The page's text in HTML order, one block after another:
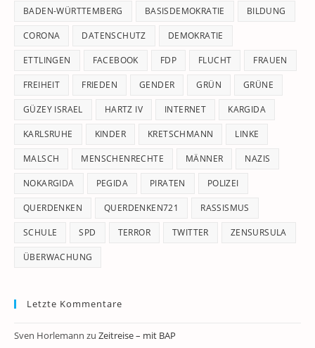
BADEN-WÜRTTEMBERG BASISDEMOKRATIE BILDUNG
CORONA DATENSCHUTZ DEMOKRATIE
ETTLINGEN FACEBOOK FDP FLUCHT FRAUEN
FREIHEIT FRIEDEN GENDER GRÜN GRÜNE
GÜZEY ISRAEL HARTZ IV INTERNET KARGIDA
KARLSRUHE KINDER KRETSCHMANN LINKE
MALSCH MENSCHENRECHTE MÄNNER NAZIS
NOKARGIDA PEGIDA PIRATEN POLIZEI
QUERDENKEN QUERDENKEN721 RASSISMUS
SCHULE SPD TERROR TWITTER ZENSURSULA
ÜBERWACHUNG
Letzte Kommentare
Sven Horlemann zu Zeitreise – mit BAP